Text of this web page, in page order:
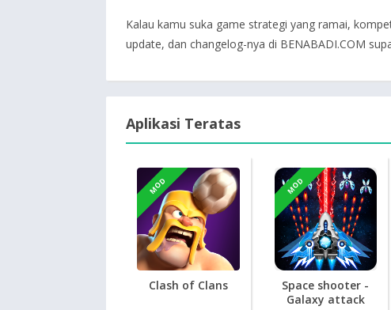
Kalau kamu suka game strategi yang ramai,
update, dan changelog-nya di BENABADI.COM
Aplikasi Teratas
MOD
Clash of Clans
MOD
Space shooter -
Galaxy attack